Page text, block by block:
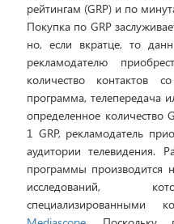
рейтингам (GRP) и по
Покупка по GRP
но, если вкратце, то
рекламодателю
количество контактов
программа, телепередача
определенное количество
1 GRP, рекламодатель
аудитории телевидения.
программы производится
исследований,
специализированными